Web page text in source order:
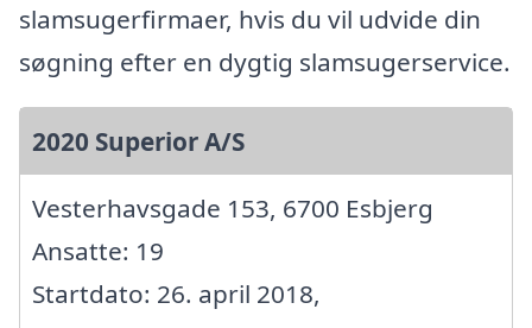
slamsugerfirmaer, hvis du vil udvide din
søgning efter en dygtig slamsugerservice.
2020 Superior A/S
Vesterhavsgade 153, 6700 Esbjerg
Ansatte: 19
Startdato: 26. april 2018,